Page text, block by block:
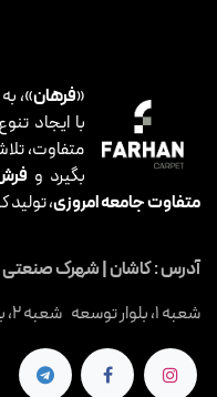
«فرهان»،
با ایجاد
متفاوت،
بگیرد و
متفاوت جامعه امروزی، تولید
آدرس : کاشان | شهرک صنعتی
شعبه 1، بلوار توسعه شعبه 2، بلوار کارگــر